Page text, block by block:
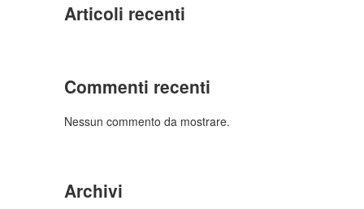
Articoli recenti
Commenti recenti
Nessun commento da mostrare.
Archivi